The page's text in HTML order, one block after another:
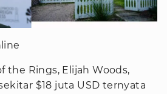
the Rings, Elijah Woods,
$18 juta USD ternyata